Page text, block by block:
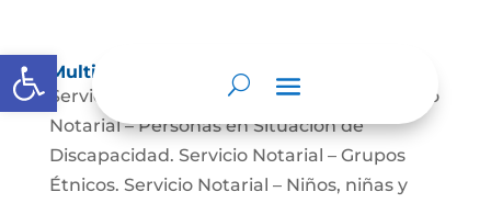
Abrir barra de herramientas
Multimedia
Servicio Notarial – Fuerzas Militares. Servicio
Notarial – Personas en Situación de
Discapacidad. Servicio Notarial – Grupos
Étnicos. Servicio Notarial – Niños, niñas y